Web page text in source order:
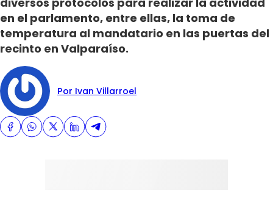
en el parlamento, entre ellas, la toma de
temperatura al mandatario en las puertas del
recinto en Valparaíso.
Por Ivan Villarroel